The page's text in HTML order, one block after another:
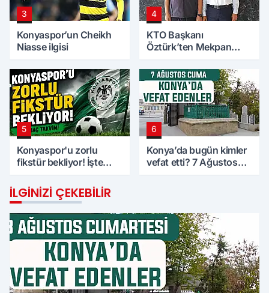
3
Konyaspor’un Cheikh
Niasse ilgisi
4
KTO Başkanı
Öztürk’ten Mekpan
5
Konyaspor'u zorlu
fikstür bekliyor! İşte
6
Konya’da bugün kimler
vefat etti? 7 Ağustos
İLGINIZI ÇEKEBILIR